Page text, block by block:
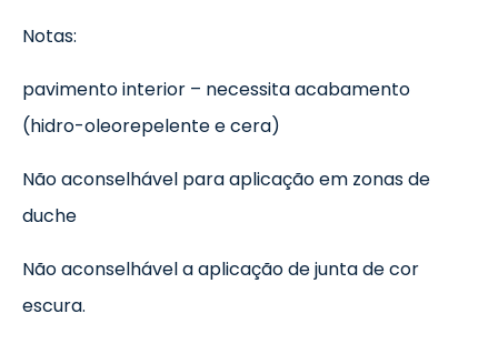
Notas:
pavimento interior – necessita acabamento
(hidro-oleorepelente e cera)
Não aconselhável para aplicação em zonas de
duche
Não aconselhável a aplicação de junta de cor
escura.